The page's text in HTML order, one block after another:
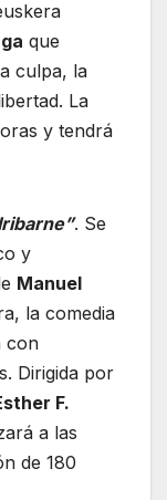
que
culpa, la
La
y tendrá
. Se
y
Manuel
la comedia
con
Dirigida por
F.
a las
de 180